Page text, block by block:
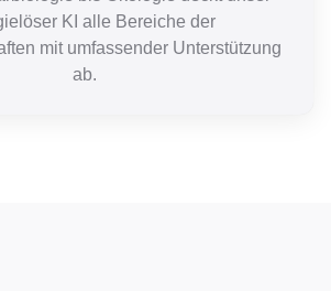
KI alle Bereiche der
mit umfassender Unterstützung
ab.